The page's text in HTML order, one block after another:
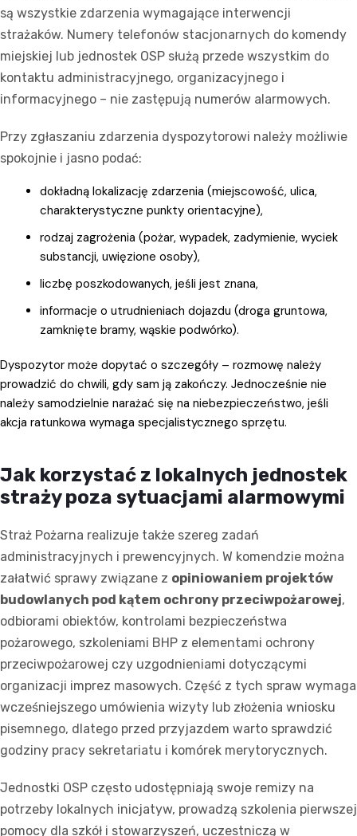
są wszystkie zdarzenia wymagające interwencji
strażaków. Numery telefonów stacjonarnych do komendy
miejskiej lub jednostek OSP służą przede wszystkim do
kontaktu administracyjnego, organizacyjnego i
informacyjnego – nie zastępują numerów alarmowych.
Przy zgłaszaniu zdarzenia dyspozytorowi należy możliwie
spokojnie i jasno podać:
dokładną lokalizację zdarzenia (miejscowość, ulica,
charakterystyczne punkty orientacyjne),
rodzaj zagrożenia (pożar, wypadek, zadymienie, wyciek
substancji, uwięzione osoby),
liczbę poszkodowanych, jeśli jest znana,
informacje o utrudnieniach dojazdu (droga gruntowa,
zamknięte bramy, wąskie podwórko).
Dyspozytor może dopytać o szczegóły – rozmowę należy
prowadzić do chwili, gdy sam ją zakończy. Jednocześnie nie
należy samodzielnie narażać się na niebezpieczeństwo, jeśli
akcja ratunkowa wymaga specjalistycznego sprzętu.
Jak korzystać z lokalnych jednostek
straży poza sytuacjami alarmowymi
Straż Pożarna realizuje także szereg zadań
administracyjnych i prewencyjnych. W komendzie można
załatwić sprawy związane z opiniowaniem projektów
budowlanych pod kątem ochrony przeciwpożarowej,
odbiorami obiektów, kontrolami bezpieczeństwa
pożarowego, szkoleniami BHP z elementami ochrony
przeciwpożarowej czy uzgodnieniami dotyczącymi
organizacji imprez masowych. Część z tych spraw wymaga
wcześniejszego umówienia wizyty lub złożenia wniosku
pisemnego, dlatego przed przyjazdem warto sprawdzić
godziny pracy sekretariatu i komórek merytorycznych.
Jednostki OSP często udostępniają swoje remizy na
potrzeby lokalnych inicjatyw, prowadzą szkolenia pierwszej
pomocy dla szkół i stowarzyszeń, uczestniczą w